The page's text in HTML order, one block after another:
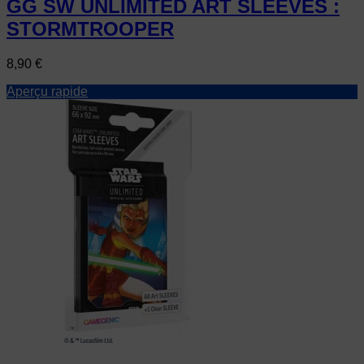
GG SW UNLIMITED ART SLEEVES :
STORMTROOPER
Prix
8,90 €
Aperçu rapide